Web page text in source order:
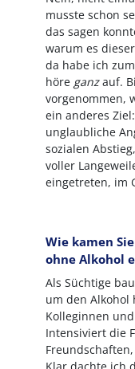
musste schon
das sagen
warum es
da habe ich
höre ganzauf.
vorgenommen,
ein anderes
unglaubliche
sozialen
voller
eingetreten, im
Wie kamen
ohne Alkohol
Als Süchtige
um den Alkohol
Kolleginnen
Intensiviert die